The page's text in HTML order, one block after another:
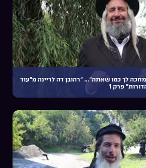
לך כמו שאתה”… “רהובן דה לריינה מ”עוד